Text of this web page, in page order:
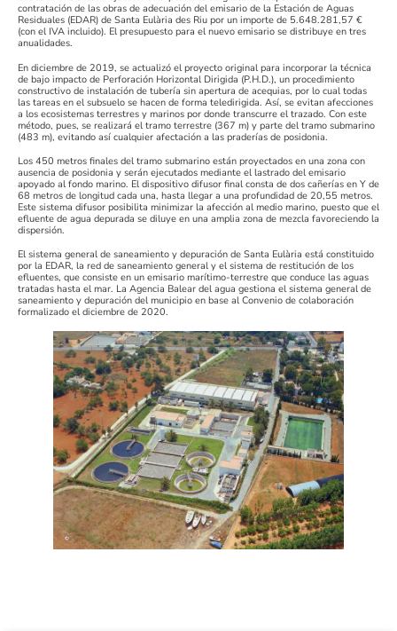
contratación de las obras de adecuación del emisario de la Estación de Aguas
Residuales (EDAR) de Santa Eulària des Riu por un importe de 5.648.281,57 €
(con el IVA incluido). El presupuesto para el nuevo emisario se distribuye en tres
anualidades.
En diciembre de 2019, se actualizó el proyecto original para incorporar la técnica
de bajo impacto de Perforación Horizontal Dirigida (P.H.D.), un procedimiento
constructivo de instalación de tubería sin apertura de acequias, por lo cual todas
las tareas en el subsuelo se hacen de forma teledirigida. Así, se evitan afecciones
a los ecosistemas terrestres y marinos por donde transcurre el trazado. Con este
método, pues, se realizará el tramo terrestre (367 m) y parte del tramo submarino
(483 m), evitando así cualquier afectación a las praderías de posidonia.
Los 450 metros finales del tramo submarino están proyectados en una zona con
ausencia de posidonia y serán ejecutados mediante el lastrado del emisario
apoyado al fondo marino. El dispositivo difusor final consta de dos cañerías en Y de
68 metros de longitud cada una, hasta llegar a una profundidad de 20,55 metros.
Este sistema difusor posibilita minimizar la afección al medio marino, puesto que el
efluente de agua depurada se diluye en una amplia zona de mezcla favoreciendo la
dispersión.
El sistema general de saneamiento y depuración de Santa Eulària está constituido
por la EDAR, la red de saneamiento general y el sistema de restitución de los
efluentes, que consiste en un emisario marítimo-terrestre que conduce las aguas
tratadas hasta el mar. La Agencia Balear del agua gestiona el sistema general de
saneamiento y depuración del municipio en base al Convenio de colaboración
formalizado el diciembre de 2020.